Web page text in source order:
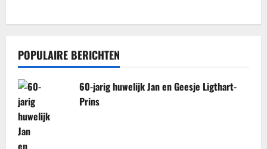
POPULAIRE BERICHTEN
60-jarig huwelijk Jan en Geesje Ligthart-
Prins